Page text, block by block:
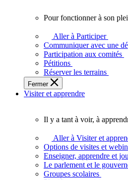
Ontariens.
fonctionner
plein
potentiel,
l'Assemblée
a
besoin
Pour fonctionner à son
Aller à Participer
Communiquer avec une
Participation aux comités
Pétitions
Réserver les terrains
Fermer
Visiter et apprendre
voir,
Il y a tant à voir, à
Aller à Visiter et
Options de visites et
Enseigner, apprendre et
Le parlement et le
Groupes scolaires